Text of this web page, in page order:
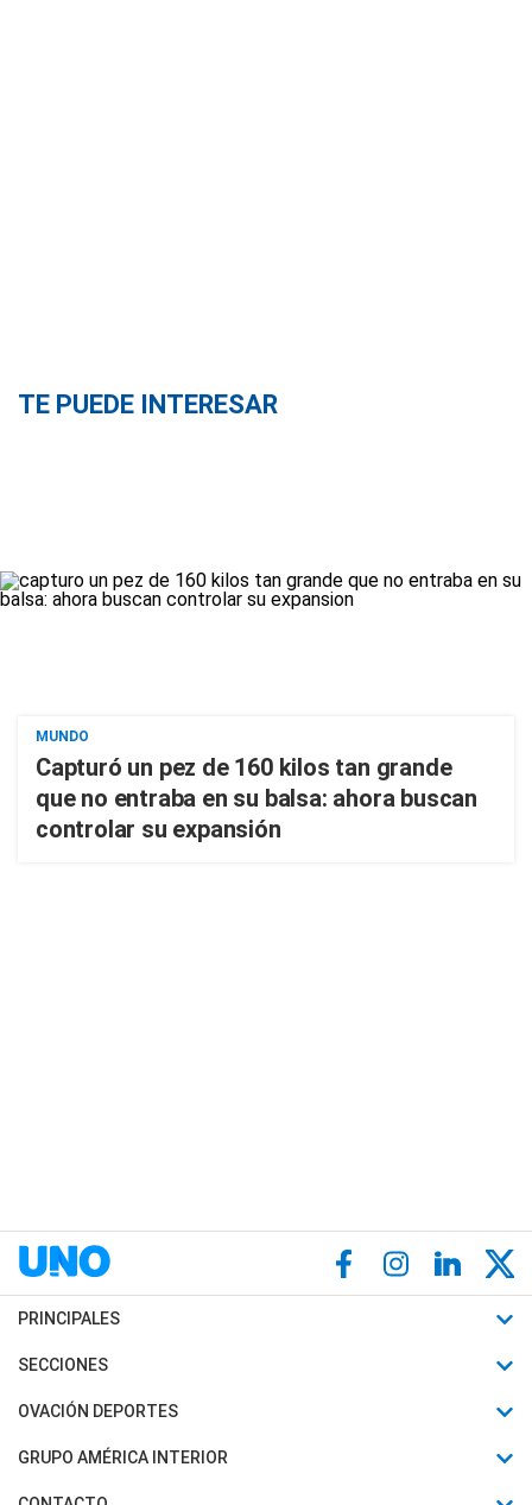
TE PUEDE INTERESAR
MUNDO
Capturó un pez de 160 kilos tan grande
que no entraba en su balsa: ahora buscan
controlar su expansión
PRINCIPALES
Últimas Noticias
Política
SECCIONES
Horóscopo
Motores
OVACIÓN DEPORTES
Fútbol
Mundial
GRUPO AMÉRICA INTERIOR